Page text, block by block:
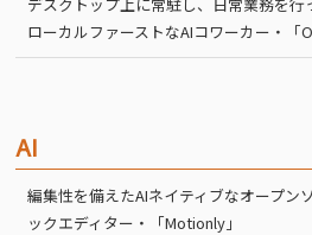
ローカルファーストなAIコワーカー・「
AI
編集性を備えたAIネイティブなオープン
ックエディター・「Motionly」